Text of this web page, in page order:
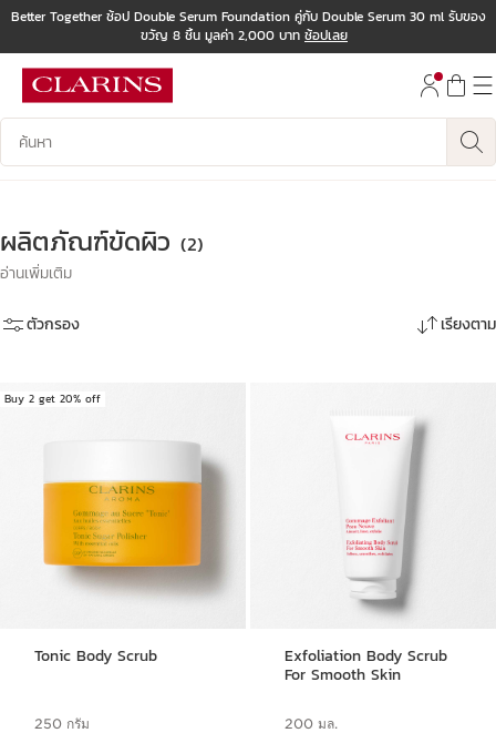
ไปที่ส่วนท้าย
Better Together ช้อป Double Serum Foundation คู่กับ Double Serum 30 ml รับของ
ขวัญ 8 ชิ้น มูลค่า 2,000 บาท ช้อปเลย
บันทึกข้อมูลค้นหา
ผลิตภัณฑ์ขัดผิว (2)
อ่านเพิ่มเติม
ตัวกรอง เรียงตาม
Buy 2 get 20% off
Tonic Body Scrub
250 กรัม
Exfoliation Body Scrub
For Smooth Skin
200 มล.